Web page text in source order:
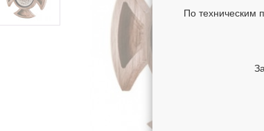
По техническим